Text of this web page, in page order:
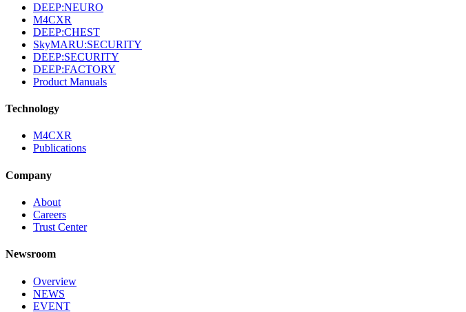
DEEP:NEURO
M4CXR
DEEP:CHEST
SkyMARU:SECURITY
DEEP:SECURITY
DEEP:FACTORY
Product Manuals
Technology
M4CXR
Publications
Company
About
Careers
Trust Center
Newsroom
Overview
NEWS
EVENT